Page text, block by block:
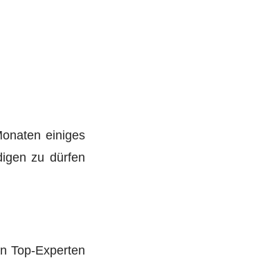
einiges
zu dürfen
Top-Experten